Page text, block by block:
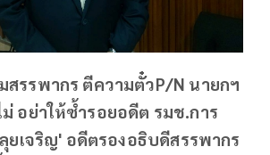
สรรพากร ตีความตั๋วP/N นายกฯ
อย่าให้ซ้ำรอยอดีต รมช.การ
ยเจริญ' อดีตรองอธิบดีสรรพากร